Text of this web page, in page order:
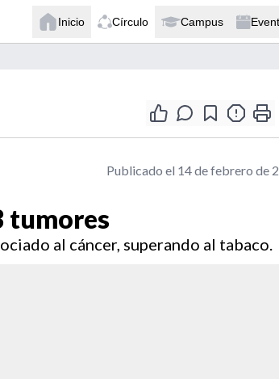
Inicio Círculo Campus
Publicado el 14 de febrero de
tumores
al cáncer, superando al tabaco.